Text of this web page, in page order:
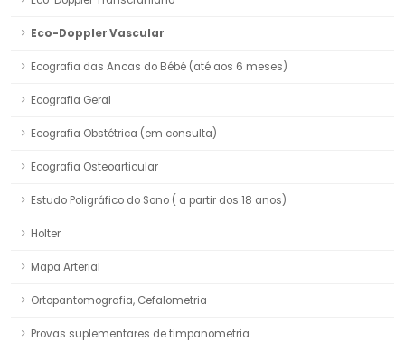
Eco-Doppler Vascular
Ecografia das Ancas do Bébé (até aos 6 meses)
Ecografia Geral
Ecografia Obstétrica (em consulta)
Ecografia Osteoarticular
Estudo Poligráfico do Sono ( a partir dos 18 anos)
Holter
Mapa Arterial
Ortopantomografia, Cefalometria
Provas suplementares de timpanometria